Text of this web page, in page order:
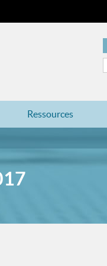
Ressources